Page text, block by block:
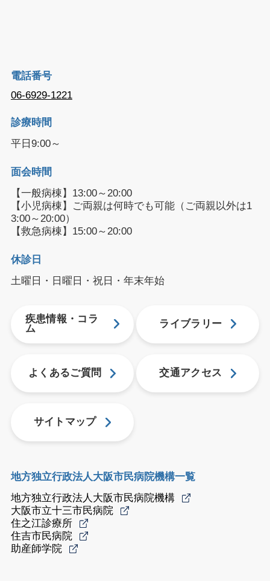
電話番号
06-6929-1221
診療時間
平日9:00～
面会時間
【一般病棟】13:00～20:00
【小児病棟】ご両親は何時でも可能（ご両親以外は1
3:00～20:00）
【救急病棟】15:00～20:00
休診日
土曜日・日曜日・祝日・年末年始
疾患情報・コラ
ム
ライブラリー
よくあるご質問 交通アクセス
サイトマップ
地方独立行政法人大阪市民病院機構一覧
地方独立行政法人大阪市民病院機構
大阪市立十三市民病院
住之江診療所
住吉市民病院
助産師学院